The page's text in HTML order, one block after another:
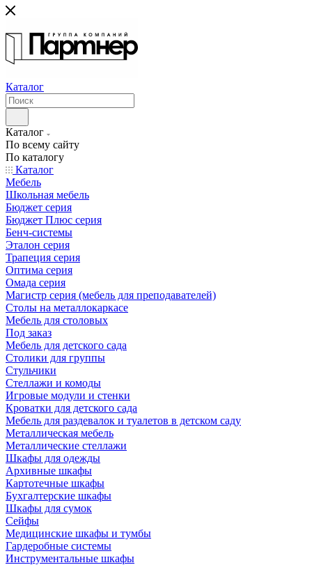
Каталог
Каталог
По всему сайту
По каталогу
Каталог
Мебель
Школьная мебель
Бюджет серия
Бюджет Плюс серия
Бенч-системы
Эталон серия
Трапеция серия
Оптима серия
Омада серия
Магистр серия (мебель для преподавателей)
Столы на металлокаркасе
Мебель для столовых
Под заказ
Мебель для детского сада
Столики для группы
Стульчики
Стеллажи и комоды
Игровые модули и стенки
Кроватки для детского сада
Мебель для раздевалок и туалетов в детском саду
Металлическая мебель
Металлические стеллажи
Шкафы для одежды
Архивные шкафы
Картотечные шкафы
Бухгалтерские шкафы
Шкафы для сумок
Сейфы
Медицинские шкафы и тумбы
Гардеробные системы
Инструментальные шкафы